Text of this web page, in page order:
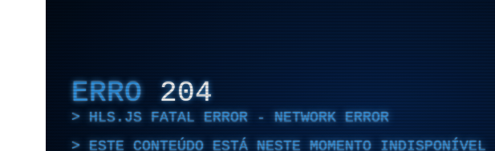
ERRO 204
HLS.JS FATAL ERROR - NETWORK ERROR
ESTE CONTEÚDO ESTÁ NESTE MOMENTO INDISPONÍVEL